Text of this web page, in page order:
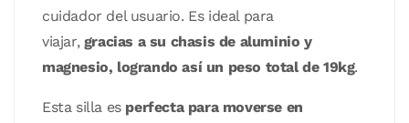
cuidador del usuario. Es ideal para
viajar, gracias a su chasis de aluminio y
magnesio, logrando así un peso total de 19kg.
Esta silla es perfecta para moverse en